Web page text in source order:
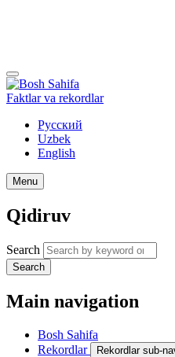
Faktlar va rekordlar
Русский
Uzbek
English
Menu
Qidiruv
Search
Search
Main navigation
Bosh Sahifa
Rekordlar
Rekordlar sub-